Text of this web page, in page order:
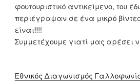
φουτουριστικό αντικείμενο, του
περιέγραψαν σε ένα μικρό
είναι!!!!
Συμμετέχουμε γιατί μας αρέσει
Εθνικός Διαγωνισμός